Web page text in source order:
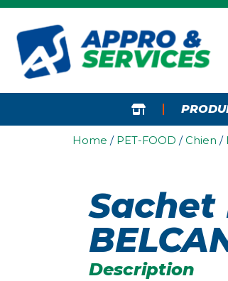
Home / PET-FOOD /Chien /
Sachet
Description